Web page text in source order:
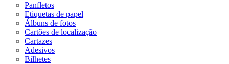
Panfletos
Etiquetas de papel
Álbuns de fotos
Cartões de localização
Cartazes
Adesivos
Bilhetes